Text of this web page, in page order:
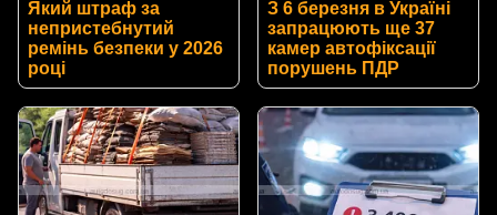
Який штраф за
непристебнутий
ремінь безпеки у 2026
році
З 6 березня в Україні
запрацюють ще 37
камер автофіксації
порушень ПДР